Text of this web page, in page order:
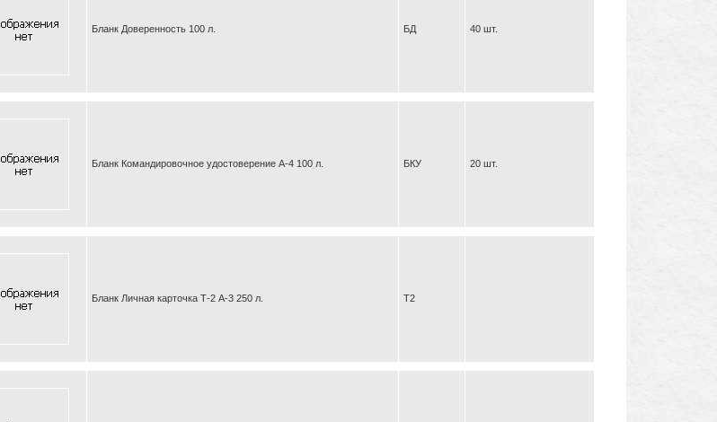
Бланк Доверенность 100 л. БД 40 шт.
Бланк Командировочное удостоверение А-4 100 л. БКУ 20 шт.
Бланк Личная карточка Т-2 А-3 250 л. Т2